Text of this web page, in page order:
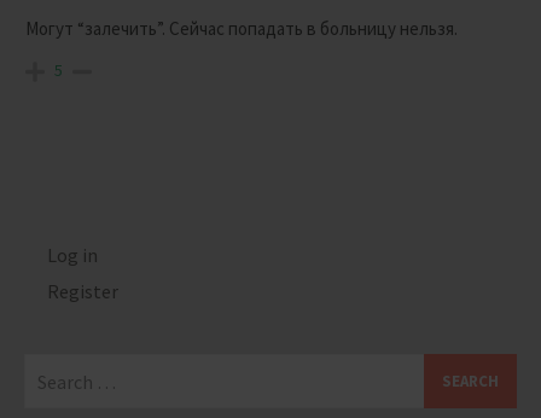
Могут “залечить”. Сейчас попадать в больницу нельзя.
5
Log in
Register
for: